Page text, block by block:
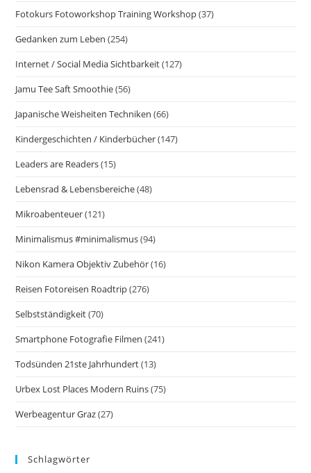
Fotokurs Fotoworkshop Training Workshop(37)
Gedanken zum Leben (254)
Internet / Social Media Sichtbarkeit(127)
Jamu Tee Saft Smoothie(56)
Japanische Weisheiten Techniken (66)
Kindergeschichten / Kinderbücher(147)
Leaders are Readers(15)
Lebensrad & Lebensbereiche(48)
Mikroabenteuer(121)
Minimalismus #minimalismus(94)
Nikon Kamera Objektiv Zubehör(16)
Reisen Fotoreisen Roadtrip(276)
Selbstständigkeit(70)
Smartphone Fotografie Filmen (241)
Todsünden 21ste Jahrhundert(13)
Urbex Lost Places Modern Ruins(75)
Werbeagentur Graz(27)
Schlagwörter